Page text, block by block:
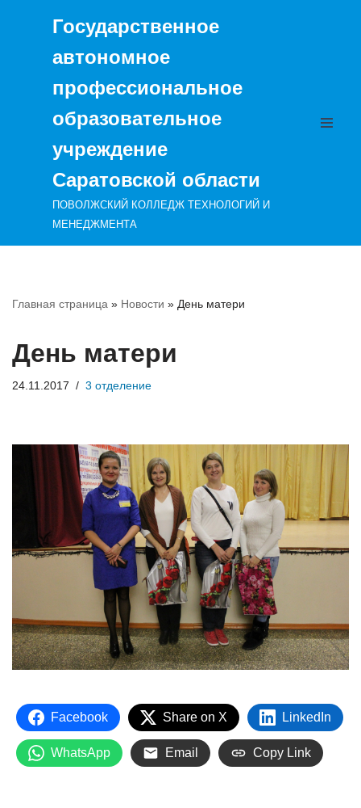
содержимому
Государственное
автономное
профессиональное
образовательное
учреждение
Саратовской области
ПОВОЛЖСКИЙ КОЛЛЕДЖ ТЕХНОЛОГИЙ И
МЕНЕДЖМЕНТА
Главная страница » Новости » День матери
День матери
24.11.2017 3 отделение
Facebook Share on X LinkedIn
WhatsApp Email Copy Link